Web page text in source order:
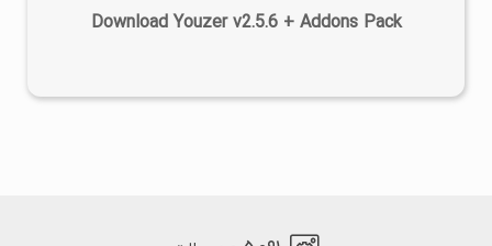
Download Youzer v2.5.6 + Addons Pack